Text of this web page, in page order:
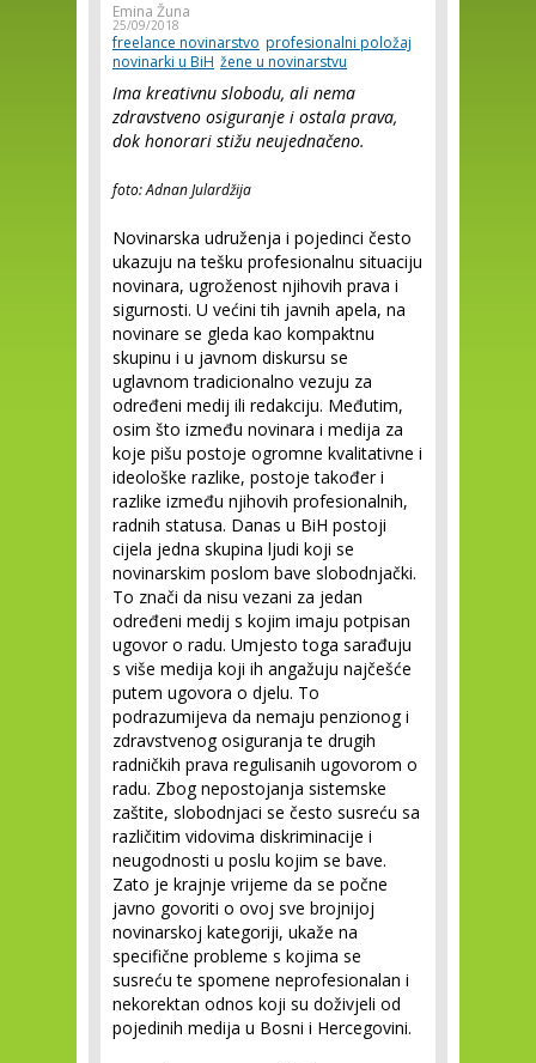
Emina Žuna
25/09/2018
freelance novinarstvo profesionalni položaj
novinarki u BiH žene u novinarstvu
Ima kreativnu slobodu, ali nema
zdravstveno osiguranje i ostala prava,
dok honorari stižu neujednačeno.
foto: Adnan Julardžija
Novinarska udruženja i pojedinci često
ukazuju na tešku profesionalnu situaciju
novinara, ugroženost njihovih prava i
sigurnosti. U većini tih javnih apela, na
novinare se gleda kao kompaktnu
skupinu i u javnom diskursu se
uglavnom tradicionalno vezuju za
određeni medij ili redakciju. Međutim,
osim što između novinara i medija za
koje pišu postoje ogromne kvalitativne i
ideološke razlike, postoje također i
razlike između njihovih profesionalnih,
radnih statusa. Danas u BiH postoji
cijela jedna skupina ljudi koji se
novinarskim poslom bave slobodnjački.
To znači da nisu vezani za jedan
određeni medij s kojim imaju potpisan
ugovor o radu. Umjesto toga sarađuju
s više medija koji ih angažuju najčešće
putem ugovora o djelu. To
podrazumijeva da nemaju penzionog i
zdravstvenog osiguranja te drugih
radničkih prava regulisanih ugovorom o
radu. Zbog nepostojanja sistemske
zaštite, slobodnjaci se često susreću sa
različitim vidovima diskriminacije i
neugodnosti u poslu kojim se bave.
Zato je krajnje vrijeme da se počne
javno govoriti o ovoj sve brojnijoj
novinarskoj kategoriji, ukaže na
specifične probleme s kojima se
susreću te spomene neprofesionalan i
nekorektan odnos koji su doživjeli od
pojedinih medija u Bosni i Hercegovini.